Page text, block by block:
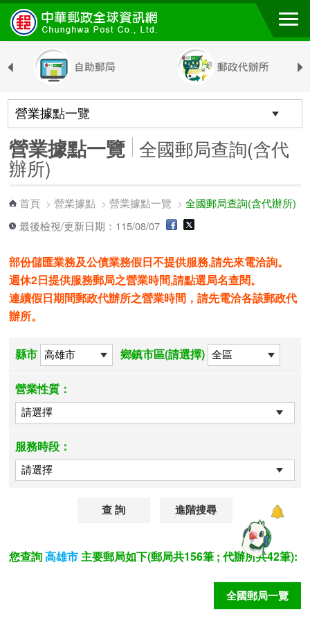
跳到主要內容區塊
營業據點一覽 全國郵局查詢(含代
辦所)
首頁 >營業據點 >營業據點一覽 >全國郵局查詢(含代辦所)
最後檢視/更新日期：115/08/07
部份儲匯業務及公債業務假日不提供服務,請先來電洽詢。
週休2日提供服務郵局之營業時間,請點選局名查閱。
連續假日期間郵政代辦所之營業時間，請先電洽各該郵政代
辦所。
縣市 鄉鎮市區(請選擇)
營業性質：
服務時段：
進階搜尋
您查詢高雄市 主要郵局如下(郵局共156筆 ; 代辦所共42筆):
全國郵局一覽